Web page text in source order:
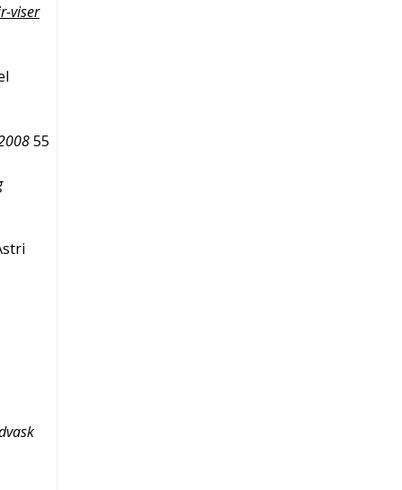
viser
55